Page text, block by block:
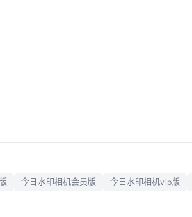
今日水印相机会员版 今日水印相机vip版